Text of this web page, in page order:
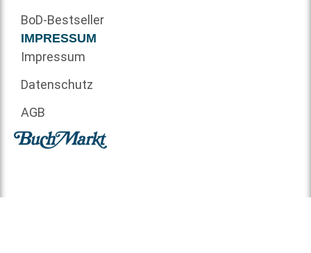
BoD-Bestseller
IMPRESSUM
Impressum
Datenschutz
AGB